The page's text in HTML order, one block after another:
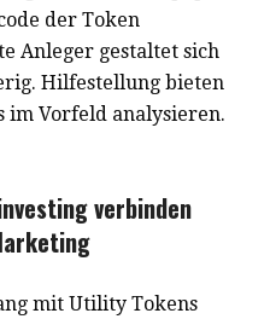
der Token
Anleger gestaltet sich
Hilfestellung bieten
im Vorfeld analysieren.
verbinden
mit Utility Tokens